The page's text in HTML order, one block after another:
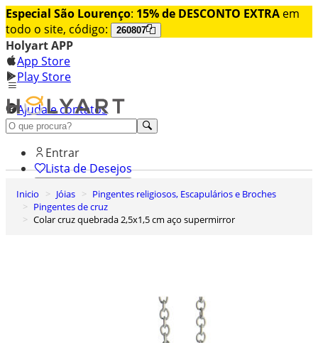
Especial São Lourenço: 15% de DESCONTO EXTRA em
todo o site, código:
260807
Holyart APP
App Store
Play Store
Ajuda e contatos
Conheça premium
Entrar
Lista de Desejos
0
Carrinho de Compras
Inicio Jóias
Pingentes religiosos, Escapulários e Broches
Pingentes de cruz
Colar cruz quebrada 2,5x1,5 cm aço supermirror